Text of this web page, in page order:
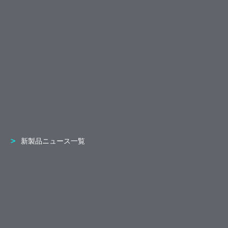
新製品ニュース一覧